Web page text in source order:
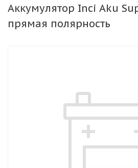
Аккумулятор Inci Aku
прямая полярность